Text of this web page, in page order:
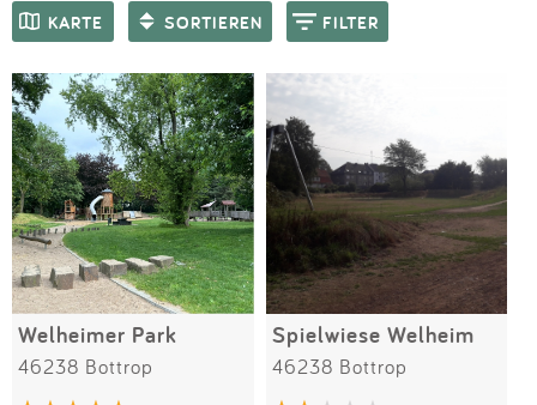
Anmelden
KARTE SORTIEREN FILTER
SPIELGERÄTE
Welheimer Park
46238 Bottrop
Spielwiese Welheim
46238 Bottrop